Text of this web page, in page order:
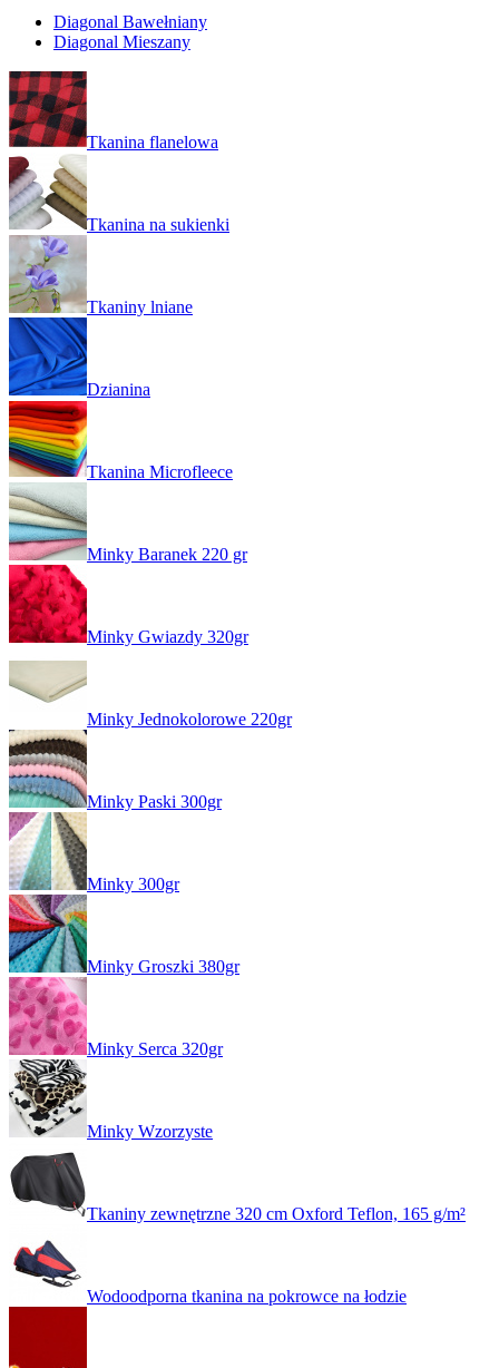
Diagonal Bawełniany
Diagonal Mieszany
Tkanina flanelowa
Tkanina na sukienki
Tkaniny lniane
Dzianina
Tkanina Microfleece
Minky Baranek 220 gr
Minky Gwiazdy 320gr
Minky Jednokolorowe 220gr
Minky Paski 300gr
Minky 300gr
Minky Groszki 380gr
Minky Serca 320gr
Minky Wzorzyste
Tkaniny zewnętrzne 320 cm Oxford Teflon, 165 g/m²
Wodoodporna tkanina na pokrowce na łodzie